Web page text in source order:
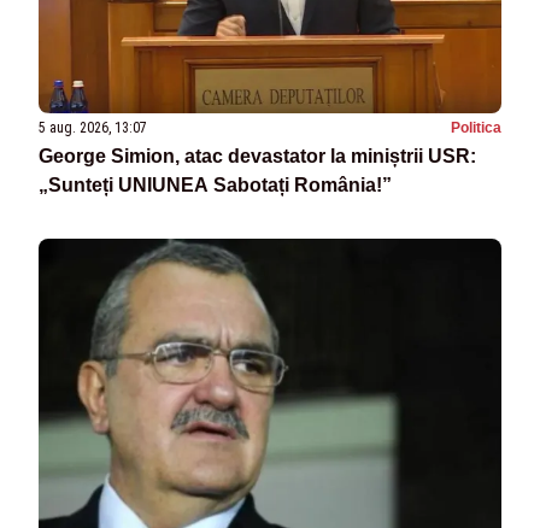
5 aug. 2026, 13:07 Politica
George Simion, atac devastator la miniștrii USR:
„Sunteți UNIUNEA Sabotați România!”